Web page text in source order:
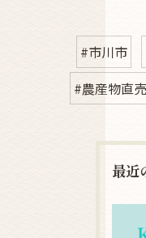
#市川市
#農産物直
最近